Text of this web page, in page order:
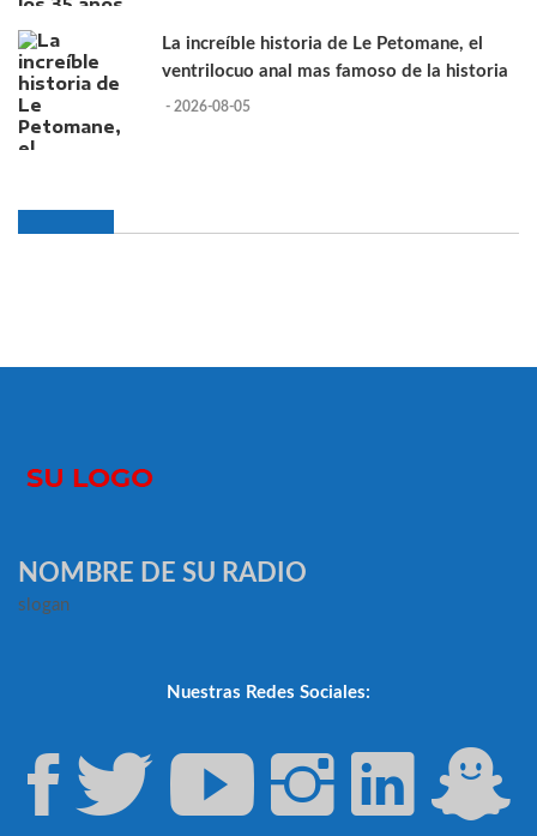
La increíble historia de Le Petomane, el
ventrilocuo anal mas famoso de la historia
- 2026-08-05
NOMBRE DE SU RADIO
slogan
Nuestras Redes Sociales: